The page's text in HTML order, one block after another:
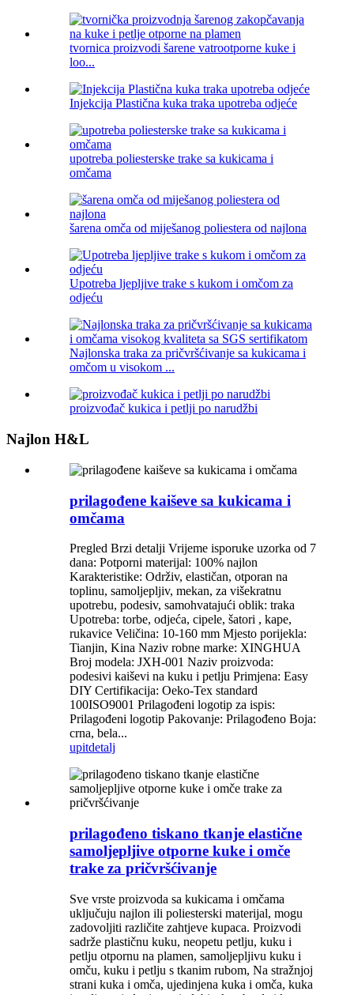
tvornica proizvodi šarene vatrootporne kuke i
loo...
Injekcija Plastična kuka traka upotreba odjeće
upotreba poliesterske trake sa kukicama i
omčama
šarena omča od miješanog poliestera od najlona
Upotreba ljepljive trake s kukom i omčom za
odjeću
Najlonska traka za pričvršćivanje sa kukicama i
omčom u visokom ...
proizvođač kukica i petlji po narudžbi
Najlon H&L
prilagođene kaiševe sa kukicama i
omčama
Pregled Brzi detalji Vrijeme isporuke uzorka od 7
dana: Potporni materijal: 100% najlon
Karakteristike: Održiv, elastičan, otporan na
toplinu, samoljepljiv, mekan, za višekratnu
upotrebu, podesiv, samohvatajući oblik: traka
Upotreba: torbe, odjeća, cipele, šatori , kape,
rukavice Veličina: 10-160 mm Mjesto porijekla:
Tianjin, Kina Naziv robne marke: XINGHUA
Broj modela: JXH-001 Naziv proizvoda:
podesivi kaiševi na kuku i petlju Primjena: Easy
DIY Certifikacija: Oeko-Tex standard
100ISO9001 Prilagođeni logotip za ispis:
Prilagođeni logotip Pakovanje: Prilagođeno Boja:
crna, bela...
upitdetalj
prilagođeno tiskano tkanje elastične
samoljepljive otporne kuke i omče
trake za pričvršćivanje
Sve vrste proizvoda sa kukicama i omčama
uključuju najlon ili poliesterski materijal, mogu
zadovoljiti različite zahtjeve kupaca. Proizvodi
sadrže plastičnu kuku, neopetu petlju, kuku i
petlju otpornu na plamen, samoljepljivu kuku i
omču, kuku i petlju s tkanim rubom, Na stražnjoj
strani kuka i omča, ujedinjena kuka i omča, kuka